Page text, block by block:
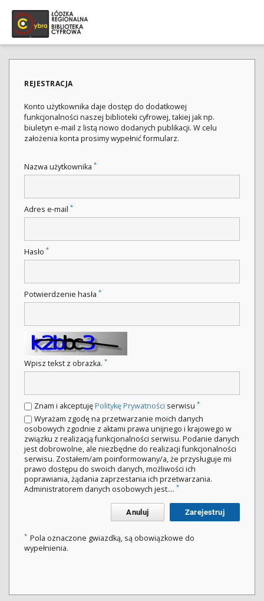
REJESTRACJA
Konto użytkownika daje dostęp do dodatkowej
funkcjonalności naszej biblioteki cyfrowej, takiej jak np.
biuletyn e-mail z listą nowo dodanych publikacji. W celu
założenia konta prosimy wypełnić formularz.
Nazwa użytkownika *
Adres e-mail *
Hasło *
Potwierdzenie hasła *
Wpisz tekst z obrazka. *
Znam i akceptujęPolitykę Prywatności serwisu *
Wyrażam zgodę na przetwarzanie moich danych
osobowych zgodnie z aktami prawa unijnego i krajowego w
związku z realizacją funkcjonalności serwisu. Podanie danych
jest dobrowolne, ale niezbędne do realizacji funkcjonalności
serwisu. Zostałem/am poinformowany/a, że przysługuje mi
prawo dostępu do swoich danych, możliwości ich
poprawiania, żądania zaprzestania ich przetwarzania.
Administratorem danych osobowych jest.... *
Anuluj Zarejestruj
* Pola oznaczone gwiazdką, są obowiązkowe do
wypełnienia.